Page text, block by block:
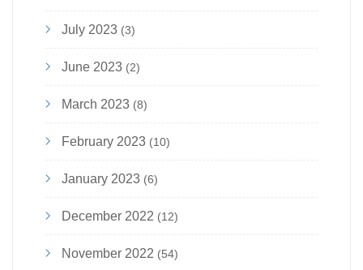
July 2023 (3)
June 2023 (2)
March 2023 (8)
February 2023 (10)
January 2023 (6)
December 2022 (12)
November 2022 (54)